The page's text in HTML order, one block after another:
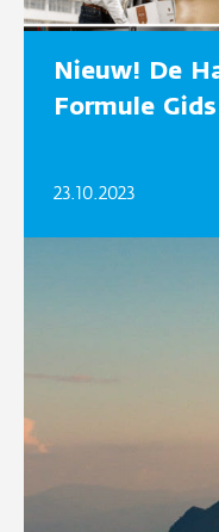
Nieuw! De
Formule Gids
23.10.2023